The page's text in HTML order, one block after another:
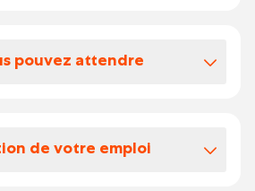
pouvez attendre
parfaitement conscient que
de votre emploi